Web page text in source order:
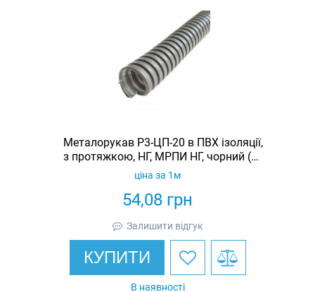
Металорукав Р3-ЦП-20 в ПВХ ізоляції,
з протяжкою, НГ, МРПИ НГ, чорний (50
м/уп.)
54,08 грн
ціна за 1м
Залишити відгук
КУПИТИ
В наявності